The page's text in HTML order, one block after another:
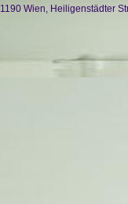
1190 Wien, Heiligenstädter